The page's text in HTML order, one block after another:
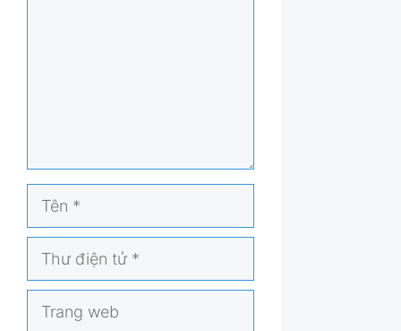
Tên
tử